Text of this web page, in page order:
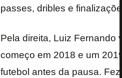
passes, dribles e
Pela direita, Luiz Fernando
começo em 2018 e um
futebol antes da pausa.